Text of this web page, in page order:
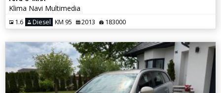
Klima Navi Multimedia
1.6 Diesel KM 95 2013 183000